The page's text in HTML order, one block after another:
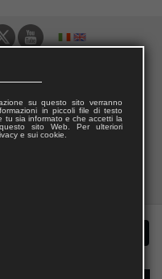
su questo sito verranno
in piccoli file di testo
tu sia informato e che accetti la
sito Web. Per ulteriori
e sui cookie.